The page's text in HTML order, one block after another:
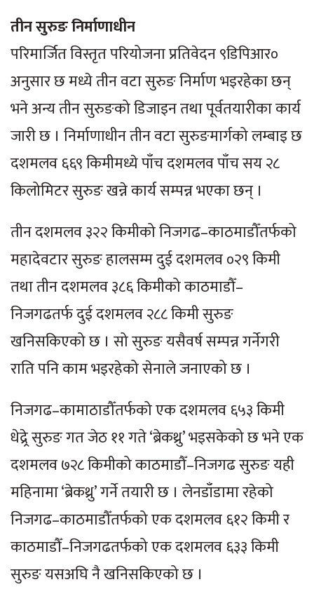
तीन सुरुङ निर्माणाधीन
परिमार्जित विस्तृत परियोजना प्रतिवेदन ९डिपिआर०
अनुसार छ मध्ये तीन वटा सुरुङ निर्माण भइरहेका छन्
भने अन्य तीन सुरुङको डिजाइन तथा पूर्वतयारीका कार्य
जारी छ । निर्माणाधीन तीन वटा सुरुङमार्गको लम्बाइ छ
दशमलव ६६९ किमीमध्ये पाँच दशमलव पाँच सय २८
किलोमिटर सुरुङ खन्ने कार्य सम्पन्न भएका छन् ।
तीन दशमलव ३२२ किमीको निजगढ–काठमाडौँतर्फको
महादेवटार सुरुङ हालसम्म दुई दशमलव ०२९ किमी
तथा तीन दशमलव ३८६ किमीको काठमाडौँ–
निजगढतर्फ दुई दशमलव २८८ किमी सुरुङ
खनिसकिएको छ । सो सुरुङ यसैवर्ष सम्पन्न गर्नेगरी
राति पनि काम भइरहेको सेनाले जनाएको छ ।
निजगढ–कामाठाडौँतर्फको एक दशमलव ६५३ किमी
धेद्र्रे सुरुङ गत जेठ ११ गते ‘ब्रेकथ्रु’ भइसकेको छ भने एक
दशमलव ७२८ किमीको काठमाडौँ–निजगढ सुरुङ यही
महिनामा ‘ब्रेकथ्रु’ गर्ने तयारी छ । लेनडाँडामा रहेको
निजगढ–काठमाडौँतर्फको एक दशमलव ६१२ किमी र
काठमाडौँ–निजगढतर्फको एक दशमलव ६३३ किमी
सुरुङ यसअघि नै खनिसकिएको छ ।